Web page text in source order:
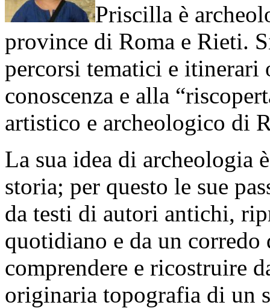
Priscilla è
province di Roma e Rieti.
percorsi tematici e
conoscenza e alla
artistico e archeologico di
La sua idea di archeologia
storia; per questo le sue
da testi di autori antichi,
quotidiano e da un
comprendere e ricostruire
originaria topografia di un